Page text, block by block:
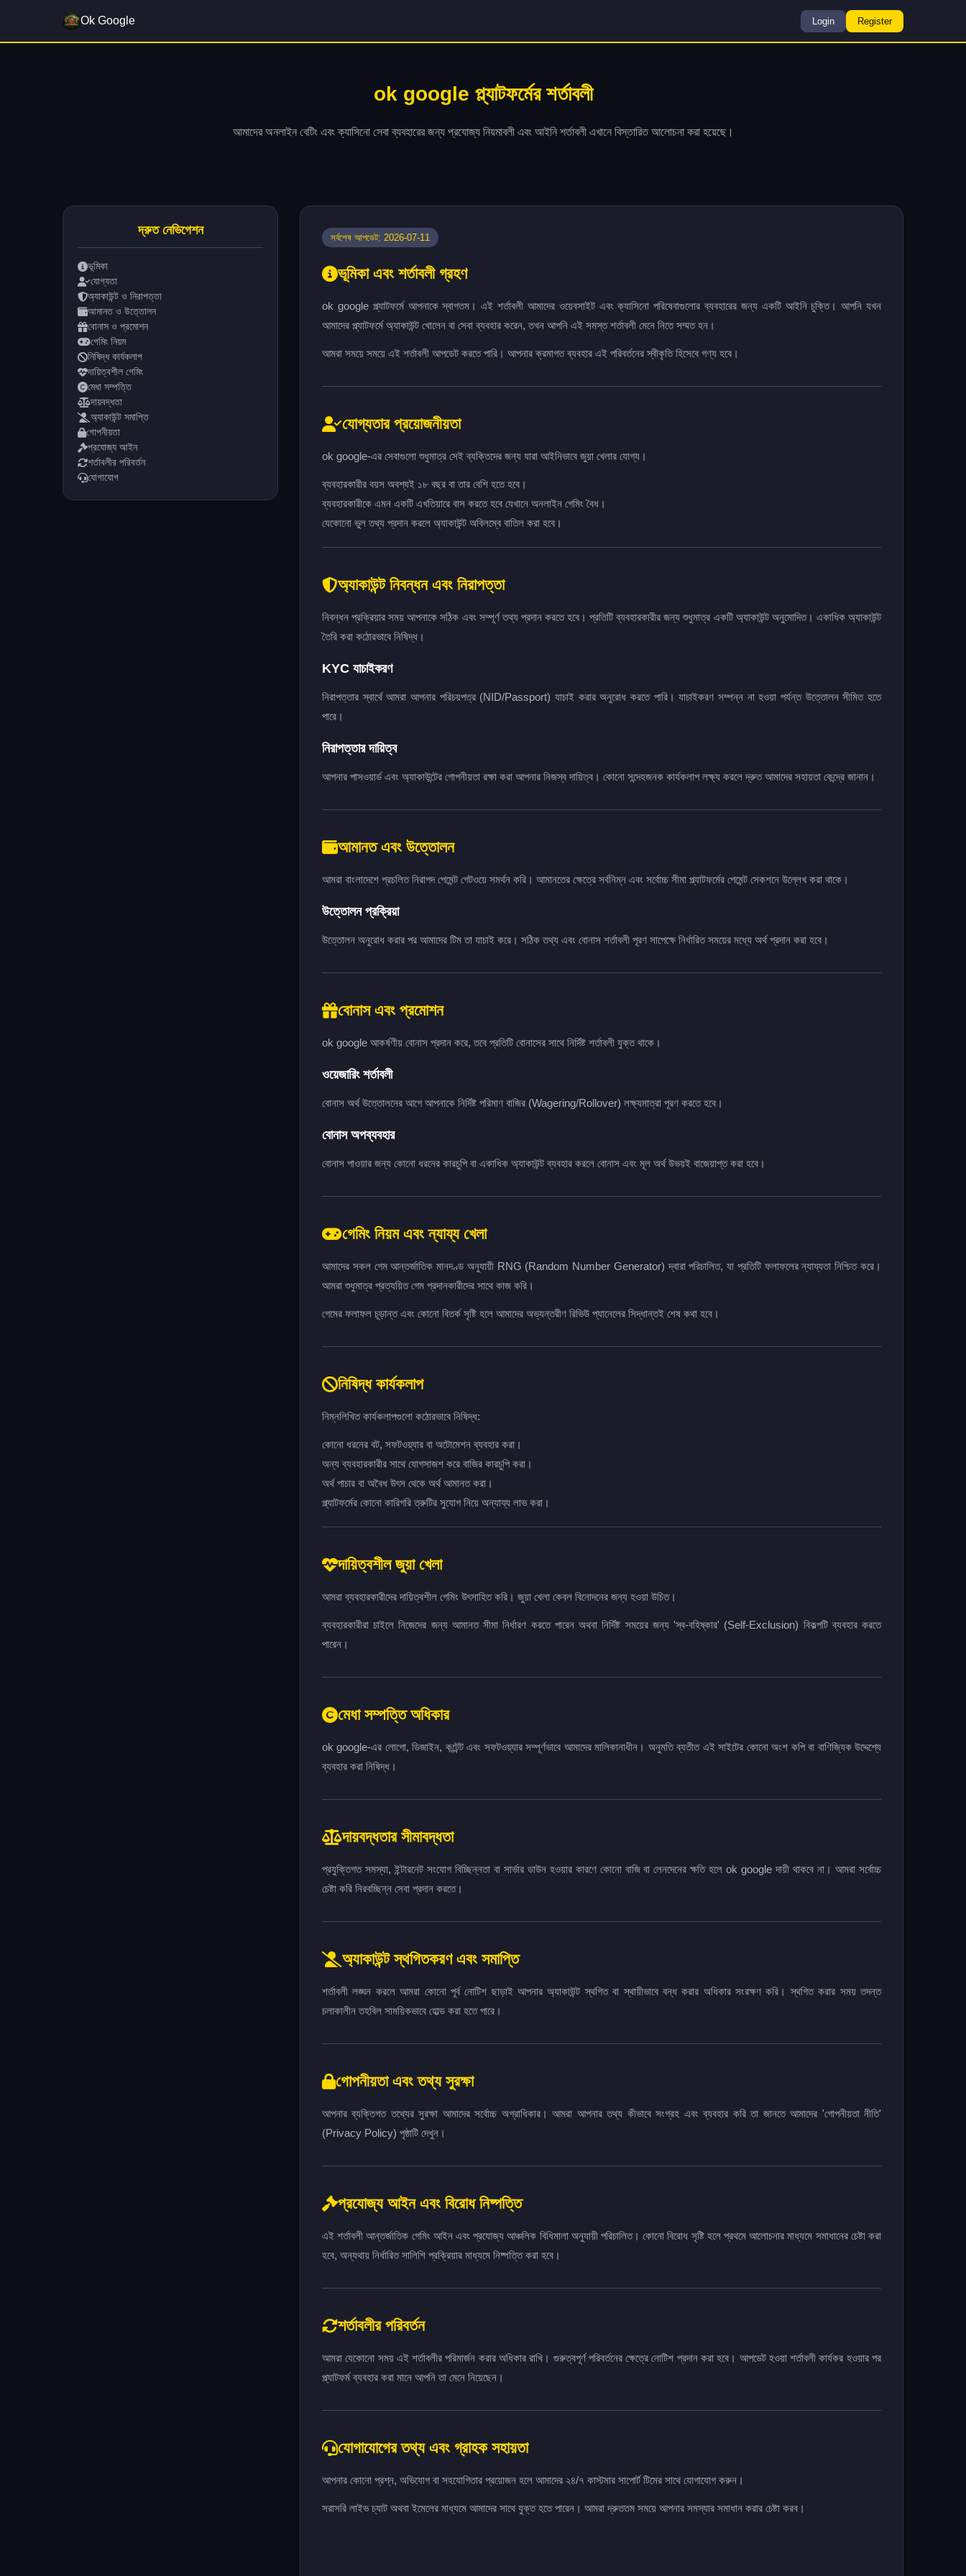
Ok Google Login Register
ok google প্ল্যাটফর্মের শর্তাবলী
আমাদের অনলাইন বেটিং এবং ক্যাসিনো সেবা ব্যবহারের জন্য প্রযোজ্য নিয়মাবলী এবং আইনি শর্তাবলী এখানে বিস্তারিত আলোচনা করা হয়েছে।
দ্রুত নেভিগেশন
ভূমিকা
যোগ্যতা
অ্যাকাউন্ট ও নিরাপত্তা
আমানত ও উত্তোলন
বোনাস ও প্রমোশন
গেমিং নিয়ম
নিষিদ্ধ কার্যকলাপ
দায়িত্বশীল গেমিং
মেধা সম্পত্তি
দায়বদ্ধতা
অ্যাকাউন্ট সমাপ্তি
গোপনীয়তা
প্রযোজ্য আইন
শর্তাবলীর পরিবর্তন
যোগাযোগ
সর্বশেষ আপডেট: 2026-07-11
ভূমিকা এবং শর্তাবলী গ্রহণ
ok google প্ল্যাটফর্মে আপনাকে স্বাগতম। এই শর্তাবলী আমাদের ওয়েবসাইট এবং ক্যাসিনো পরিষেবাগুলোর ব্যবহারের জন্য একটি আইনি চুক্তি। আপনি যখন
আমাদের প্ল্যাটফর্মে অ্যাকাউন্ট খোলেন বা সেবা ব্যবহার করেন, তখন আপনি এই সমস্ত শর্তাবলী মেনে নিতে সম্মত হন।
আমরা সময়ে সময়ে এই শর্তাবলী আপডেট করতে পারি। আপনার ক্রমাগত ব্যবহার এই পরিবর্তনের স্বীকৃতি হিসেবে গণ্য হবে।
যোগ্যতার প্রয়োজনীয়তা
ok google-এর সেবাগুলো শুধুমাত্র সেই ব্যক্তিদের জন্য যারা আইনিভাবে জুয়া খেলার যোগ্য।
ব্যবহারকারীর বয়স অবশ্যই ১৮ বছর বা তার বেশি হতে হবে।
ব্যবহারকারীকে এমন একটি এখতিয়ারে বাস করতে হবে যেখানে অনলাইন গেমিং বৈধ।
যেকোনো ভুল তথ্য প্রদান করলে অ্যাকাউন্ট অবিলম্বে বাতিল করা হবে।
অ্যাকাউন্ট নিবন্ধন এবং নিরাপত্তা
নিবন্ধন প্রক্রিয়ার সময় আপনাকে সঠিক এবং সম্পূর্ণ তথ্য প্রদান করতে হবে। প্রতিটি ব্যবহারকারীর জন্য শুধুমাত্র একটি অ্যাকাউন্ট অনুমোদিত। একাধিক অ্যাকাউন্ট
তৈরি করা কঠোরভাবে নিষিদ্ধ।
KYC যাচাইকরণ
নিরাপত্তার স্বার্থে আমরা আপনার পরিচয়পত্র (NID/Passport) যাচাই করার অনুরোধ করতে পারি। যাচাইকরণ সম্পন্ন না হওয়া পর্যন্ত উত্তোলন সীমিত হতে
পারে।
নিরাপত্তার দায়িত্ব
আপনার পাসওয়ার্ড এবং অ্যাকাউন্টের গোপনীয়তা রক্ষা করা আপনার নিজস্ব দায়িত্ব। কোনো সন্দেহজনক কার্যকলাপ লক্ষ্য করলে দ্রুত আমাদের সহায়তা কেন্দ্রে জানান।
আমানত এবং উত্তোলন
আমরা বাংলাদেশে প্রচলিত নিরাপদ পেমেন্ট গেটওয়ে সমর্থন করি। আমানতের ক্ষেত্রে সর্বনিম্ন এবং সর্বোচ্চ সীমা প্ল্যাটফর্মের পেমেন্ট সেকশনে উল্লেখ করা থাকে।
উত্তোলন প্রক্রিয়া
উত্তোলন অনুরোধ করার পর আমাদের টিম তা যাচাই করে। সঠিক তথ্য এবং বোনাস শর্তাবলী পূরণ সাপেক্ষে নির্ধারিত সময়ের মধ্যে অর্থ প্রদান করা হবে।
বোনাস এবং প্রমোশন
ok google আকর্ষণীয় বোনাস প্রদান করে, তবে প্রতিটি বোনাসের সাথে নির্দিষ্ট শর্তাবলী যুক্ত থাকে।
ওয়েজারিং শর্তাবলী
বোনাস অর্থ উত্তোলনের আগে আপনাকে নির্দিষ্ট পরিমাণ বাজির (Wagering/Rollover) লক্ষ্যমাত্রা পূরণ করতে হবে।
বোনাস অপব্যবহার
বোনাস পাওয়ার জন্য কোনো ধরনের কারচুপি বা একাধিক অ্যাকাউন্ট ব্যবহার করলে বোনাস এবং মূল অর্থ উভয়ই বাজেয়াপ্ত করা হবে।
গেমিং নিয়ম এবং ন্যায্য খেলা
আমাদের সকল গেম আন্তর্জাতিক মানদণ্ড অনুযায়ী RNG (Random Number Generator) দ্বারা পরিচালিত, যা প্রতিটি ফলাফলের ন্যায্যতা নিশ্চিত করে।
আমরা শুধুমাত্র প্রত্যয়িত গেম প্রদানকারীদের সাথে কাজ করি।
গেমের ফলাফল চূড়ান্ত এবং কোনো বিতর্ক সৃষ্টি হলে আমাদের অভ্যন্তরীণ রিভিউ প্যানেলের সিদ্ধান্তই শেষ কথা হবে।
নিষিদ্ধ কার্যকলাপ
নিম্নলিখিত কার্যকলাপগুলো কঠোরভাবে নিষিদ্ধ:
কোনো ধরনের বট, সফটওয়্যার বা অটোমেশন ব্যবহার করা।
অন্য ব্যবহারকারীর সাথে যোগসাজশ করে বাজির কারচুপি করা।
অর্থ পাচার বা অবৈধ উৎস থেকে অর্থ আমানত করা।
প্ল্যাটফর্মের কোনো কারিগরি ত্রুটির সুযোগ নিয়ে অন্যায্য লাভ করা।
দায়িত্বশীল জুয়া খেলা
আমরা ব্যবহারকারীদের দায়িত্বশীল গেমিং উৎসাহিত করি। জুয়া খেলা কেবল বিনোদনের জন্য হওয়া উচিত।
ব্যবহারকারীরা চাইলে নিজেদের জন্য আমানত সীমা নির্ধারণ করতে পারেন অথবা নির্দিষ্ট সময়ের জন্য 'স্ব-বহিষ্কার' (Self-Exclusion) বিকল্পটি ব্যবহার করতে
পারেন।
মেধা সম্পত্তি অধিকার
ok google-এর লোগো, ডিজাইন, কন্টেন্ট এবং সফটওয়্যার সম্পূর্ণভাবে আমাদের মালিকানাধীন। অনুমতি ব্যতীত এই সাইটের কোনো অংশ কপি বা বাণিজ্যিক উদ্দেশ্যে
ব্যবহার করা নিষিদ্ধ।
দায়বদ্ধতার সীমাবদ্ধতা
প্রযুক্তিগত সমস্যা, ইন্টারনেট সংযোগ বিচ্ছিন্নতা বা সার্ভার ডাউন হওয়ার কারণে কোনো বাজি বা লেনদেনের ক্ষতি হলে ok google দায়ী থাকবে না। আমরা সর্বোচ্চ
চেষ্টা করি নিরবচ্ছিন্ন সেবা প্রদান করতে।
অ্যাকাউন্ট স্থগিতকরণ এবং সমাপ্তি
শর্তাবলী লঙ্ঘন করলে আমরা কোনো পূর্ব নোটিশ ছাড়াই আপনার অ্যাকাউন্ট স্থগিত বা স্থায়ীভাবে বন্ধ করার অধিকার সংরক্ষণ করি। স্থগিত করার সময় তদন্ত
চলাকালীন তহবিল সাময়িকভাবে হোল্ড করা হতে পারে।
গোপনীয়তা এবং তথ্য সুরক্ষা
আপনার ব্যক্তিগত তথ্যের সুরক্ষা আমাদের সর্বোচ্চ অগ্রাধিকার। আমরা আপনার তথ্য কীভাবে সংগ্রহ এবং ব্যবহার করি তা জানতে আমাদের 'গোপনীয়তা নীতি'
(Privacy Policy) পৃষ্ঠাটি দেখুন।
প্রযোজ্য আইন এবং বিরোধ নিষ্পত্তি
এই শর্তাবলী আন্তর্জাতিক গেমিং আইন এবং প্রযোজ্য আঞ্চলিক বিধিমালা অনুযায়ী পরিচালিত। কোনো বিরোধ সৃষ্টি হলে প্রথমে আলোচনার মাধ্যমে সমাধানের চেষ্টা করা
হবে, অন্যথায় নির্ধারিত সালিশি প্রক্রিয়ার মাধ্যমে নিষ্পত্তি করা হবে।
শর্তাবলীর পরিবর্তন
আমরা যেকোনো সময় এই শর্তাবলীর পরিমার্জন করার অধিকার রাখি। গুরুত্বপূর্ণ পরিবর্তনের ক্ষেত্রে নোটিশ প্রদান করা হবে। আপডেট হওয়া শর্তাবলী কার্যকর হওয়ার পর
প্ল্যাটফর্ম ব্যবহার করা মানে আপনি তা মেনে নিয়েছেন।
যোগাযোগের তথ্য এবং গ্রাহক সহায়তা
আপনার কোনো প্রশ্ন, অভিযোগ বা সহযোগিতার প্রয়োজন হলে আমাদের ২৪/৭ কাস্টমার সাপোর্ট টিমের সাথে যোগাযোগ করুন।
সরাসরি লাইভ চ্যাট অথবা ইমেলের মাধ্যমে আমাদের সাথে যুক্ত হতে পারেন। আমরা দ্রুততম সময়ে আপনার সমস্যার সমাধান করার চেষ্টা করব।